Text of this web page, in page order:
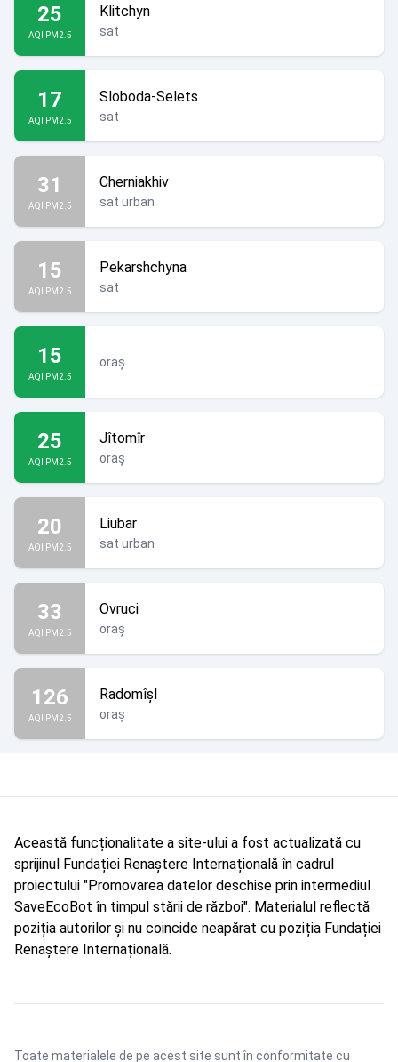
25
AQI PM2.5
Klitchyn
sat
17
AQI PM2.5
Sloboda-Selets
sat
31
AQI PM2.5
Cherniakhiv
sat urban
15
AQI PM2.5
Pekarshchyna
sat
15
AQI PM2.5
oraș
25
AQI PM2.5
Jîtomîr
oraș
20
AQI PM2.5
Liubar
sat urban
33
AQI PM2.5
Ovruci
oraș
126
AQI PM2.5
Radomîșl
oraș
Această funcționalitate a site-ului a fost actualizată cu
sprijinul Fundației Renaștere Internațională în cadrul
proiectului "Promovarea datelor deschise prin intermediul
SaveEcoBot în timpul stării de război". Materialul reflectă
poziția autorilor și nu coincide neapărat cu poziția Fundației
Renaștere Internațională.
Toate materialele de pe acest site sunt în conformitate cu